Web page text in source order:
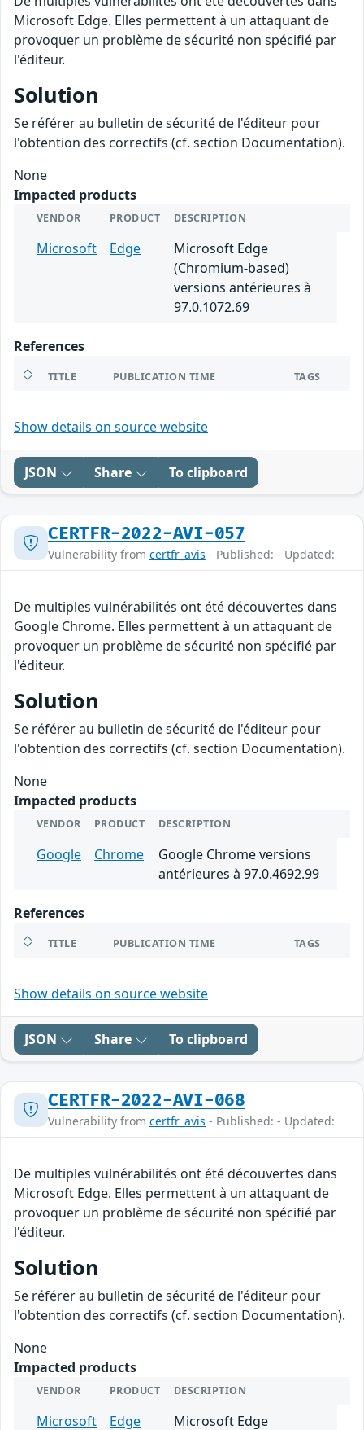
Microsoft Edge. Elles permettent à un attaquant de
provoquer un problème de sécurité non spécifié par
l'éditeur.
Solution
Se référer au bulletin de sécurité de l'éditeur pour
l'obtention des correctifs (cf. section Documentation).
None
Impacted products
VENDOR PRODUCT DESCRIPTION
Microsoft Edge
Microsoft Edge
(Chromium-based)
versions antérieures à
97.0.1072.69
References
TITLE PUBLICATION TIME TAGS
Show details on source website
JSON Share To clipboard
CERTFR-2022-AVI-057
Vulnerability from certfr_avis - Published: - Updated:
De multiples vulnérabilités ont été découvertes dans
Google Chrome. Elles permettent à un attaquant de
provoquer un problème de sécurité non spécifié par
l'éditeur.
Solution
Se référer au bulletin de sécurité de l'éditeur pour
l'obtention des correctifs (cf. section Documentation).
None
Impacted products
VENDOR PRODUCT DESCRIPTION
Google Chrome
Google Chrome versions
antérieures à 97.0.4692.99
References
TITLE PUBLICATION TIME TAGS
Show details on source website
JSON Share To clipboard
CERTFR-2022-AVI-068
Vulnerability from certfr_avis - Published: - Updated:
De multiples vulnérabilités ont été découvertes dans
Microsoft Edge. Elles permettent à un attaquant de
provoquer un problème de sécurité non spécifié par
l'éditeur.
Solution
Se référer au bulletin de sécurité de l'éditeur pour
l'obtention des correctifs (cf. section Documentation).
None
Impacted products
VENDOR PRODUCT DESCRIPTION
Microsoft Edge Microsoft Edge